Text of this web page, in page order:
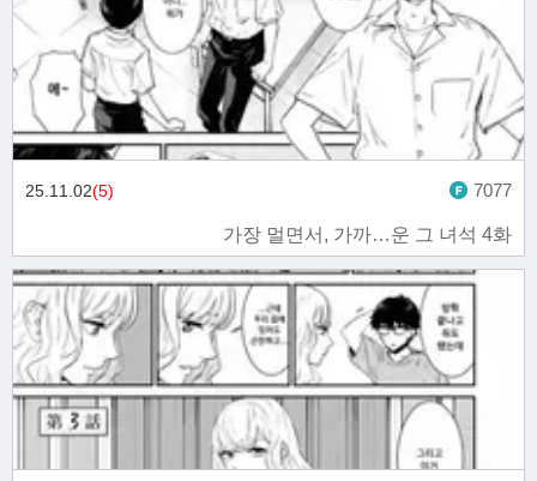
가장 멀면서, 가까…운 그 녀석 4화
25.11.02(5) 7077